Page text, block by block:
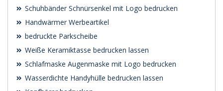
Schuhbänder Schnürsenkel mit Logo bedrucken
Handwärmer Werbeartikel
bedruckte Parkscheibe
Weiße Keramiktasse bedrucken lassen
Schlafmaske Augenmaske mit Logo bedrucken
Wasserdichte Handyhülle bedrucken lassen